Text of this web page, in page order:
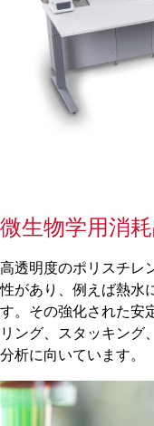
微生物学用消
高透明度のポリスチレ
性があり、例えば熱水
す。その強化された安
リング、スタッキング
分析に向いています。